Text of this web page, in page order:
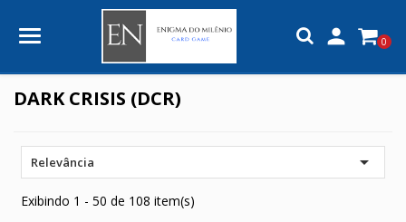
 0
DARK CRISIS (DCR)
Relevância 
Exibindo 1 - 50 de 108 item(s)